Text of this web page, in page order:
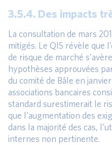
3.5.4. Des impacts
La consultation de mars
mitigés. Le QIS révèle que
de risque de marché
hypothèses approuvées
du comité de Bâle en
associations bancaires
standard surestimerait le
que l’augmentation des
dans la majorité des cas,
internes non pertinente.